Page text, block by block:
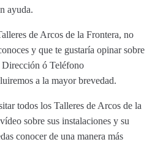
ayuda.
de Arcos de la Frontera, no
y que te gustaría opinar sobre
Dirección ó Teléfono
a la mayor brevedad.
todos los Talleres de Arcos de la
sobre sus instalaciones y su
conocer de una manera más